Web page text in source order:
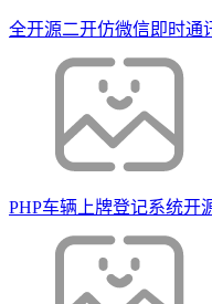
全开源二开仿微信即时通
PHP车辆上牌登记系统开